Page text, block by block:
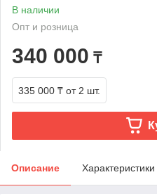
В наличии
Опт и розница
340 000 ₸
335 000 ₸ от 2 шт.
Описание Характеристики